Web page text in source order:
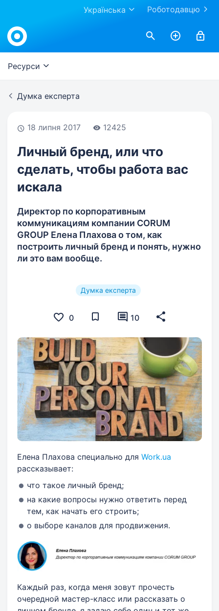
Роботодавцю
Українська
Work.ua
Ресурси
Думка експерта
18 липня 2017 12425
Личный бренд, или что
сделать, чтобы работа вас
искала
Директор по корпоративным
коммуникациям компании CORUM
GROUP Елена Плахова о том, как
построить личный бренд и понять, нужно
ли это вам вообще.
Думка експерта
0 10
Елена Плахова специально для Work.ua
рассказывает:
что такое личный бренд;
на какие вопросы нужно ответить перед
тем, как начать его строить;
о выборе каналов для продвижения.
Каждый раз, когда меня зовут прочесть
очередной мастер-класс или рассказать о